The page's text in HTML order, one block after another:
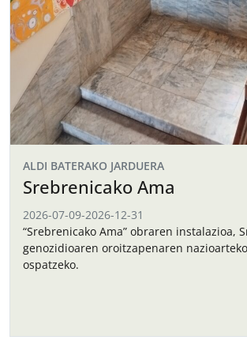
ALDI BATERAKO JARDUERA
Srebrenicako Ama
2026-07-09-2026-12-31
“Srebrenicako Ama” obraren instalazioa,
genozidioaren oroitzapenaren
ospatzeko.